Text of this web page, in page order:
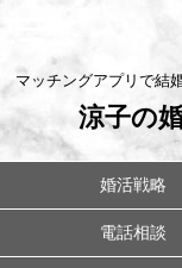
マッチングアプリで結
涼子の
婚活戦略
電話相談